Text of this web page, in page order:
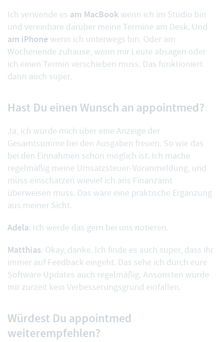
Ich verwende es am MacBook wenn ich im Studio bin
und vereinbare darüber meine Termine am Desk. Und
am iPhone wenn ich unterwegs bin. Oder am
Wochenende zuhause, wenn mir Leute absagen oder
ich einen Termin verschieben muss. Das funktioniert
dann auch super.
Hast Du einen Wunsch an appointmed?
Ja, ich würde mich über eine Anzeige der
Gesamtsumme bei den Ausgaben freuen. So wie das
bei den Einnahmen schon möglich ist. Ich mache
regelmäßig meine Umsatzsteuer-Voranmeldung, und
muss einschätzen wieviel ich ans Finanzamt
überweisen muss. Das wäre eine praktische Ergänzung
aus meiner Sicht.
Adela: Ich werde das gern bei uns notieren.
Matthias: Okay, danke. Ich finde es auch super, dass ihr
immer auf Feedback eingeht. Das sehe ich durch eure
Software Updates auch regelmäßig. Ansonsten würde
mir zurzeit kein Verbesserungsgrund einfallen.
Würdest Du appointmed
weiterempfehlen?